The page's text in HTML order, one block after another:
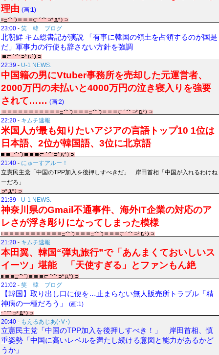
理由 (画:1)
23:00 - 笑 韓 ブログ
北朝鮮 キム総書記が演説 「有事に韓国の領土を占領するのが国是
だ」軍事力の行使も辞さない方針を強調
22:39 - U-1 NEWS.
中国籍の男にVtuber事務所を売却した元運営者、
2000万円の未払いと4000万円の泣き寝入りを強要
されて…… (画:2)
22:20 - キムチ速報
米国人が最も知りたいアジアの言語トップ10 1位は
日本語、2位が韓国語、3位に北京語
21:40 - にゅーすアルー！
立憲民主党「中国のTPP加入を後押しすべきだ」 岸田首相「中国が入れるわけね
ーだろ」
21:39 - U-1 NEWS.
神奈川県のGmail不通事件、海外IT企業の対応のア
レさが浮き彫りになってしまった模様
21:20 - キムチ速報
本田翼、韓国“弾丸旅行”で「あんまくておいしいス
イーツ」堪能 「天使すぎる」とファンもん絶
21:02 - 笑 韓 ブログ
【韓国】取り出し口に便を…止まらない無人販売所トラブル「精
神病の一種だろう」
(画:1)
20:40 - もえるあじあ(･∀･)
立憲民主党「中国のTPP加入を後押しすべき！」 岸田首相、慎
重姿勢「中国に高いレベルを満たし続ける意図と能力があるかど
うか」